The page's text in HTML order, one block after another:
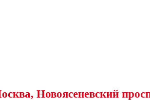
проспект, 25